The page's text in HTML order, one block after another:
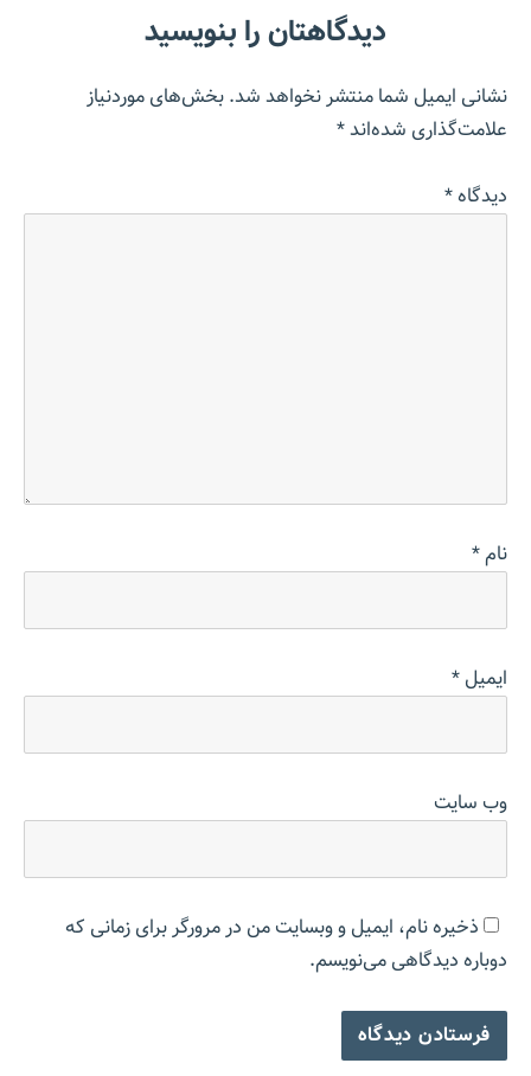
دیدگاهتان را بنویسید
نشانی ایمیل شما منتشر نخواهد شد.بخش‌های موردنیاز
علامت‌گذاری شده‌اند*
دیدگاه*
نام*
ایمیل*
وب‌ سایت
ذخیره نام، ایمیل و وبسایت من در مرورگر برای زمانی که
دوباره دیدگاهی می‌نویسم.